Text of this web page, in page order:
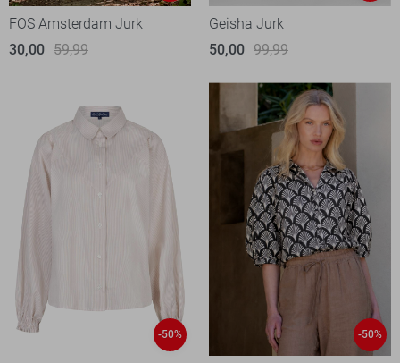
FOS Amsterdam Jurk
30,00 59,99
Geisha Jurk
50,00 99,99
-50% -50%